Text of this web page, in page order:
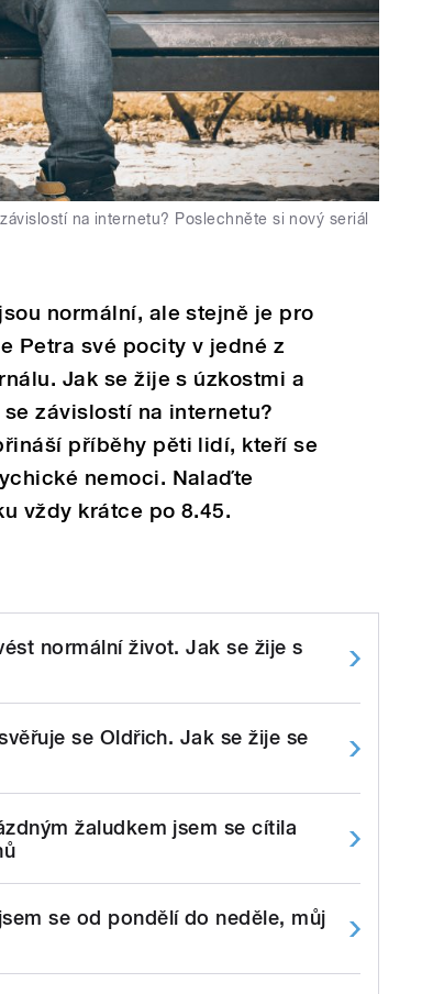
na internetu? Poslechněte si nový seriál
normální, ale stejně je pro
Petra své pocity v jedné z
Jak se žije s úzkostmi a
závislostí na internetu?
příběhy pěti lidí, kteří se
nemoci. Nalaďte
vždy krátce po 8.45.
normální život. Jak se žije s
se Oldřich. Jak se žije se
žaludkem jsem se cítila
se od pondělí do neděle, můj